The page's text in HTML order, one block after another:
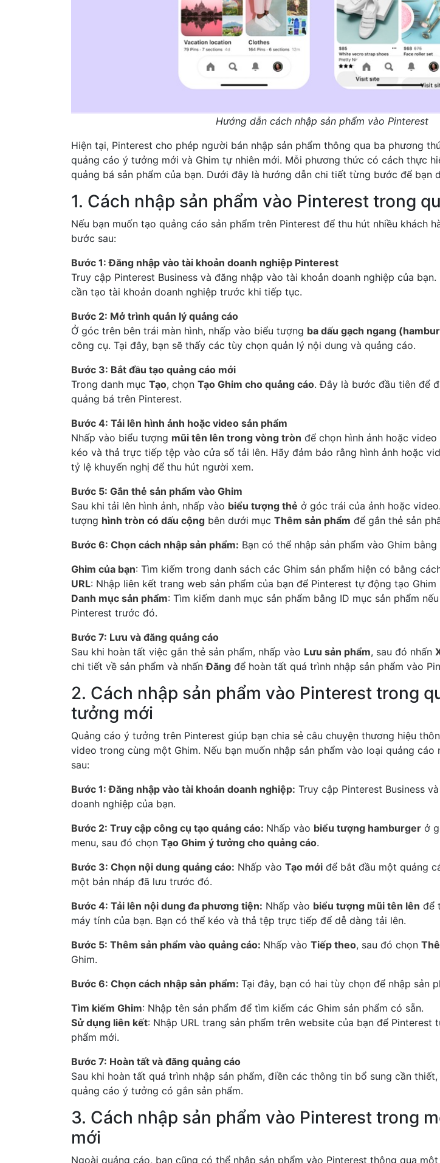
Hướng dẫn cách nhập sản phẩm vào Pinterest
Hiện tại, Pinterest cho phép người bán nhập sản phẩm thông qua ba phương
quảng cáo ý tưởng mới và Ghim tự nhiên mới. Mỗi phương thức có cách thực
quảng bá sản phẩm của bạn. Dưới đây là hướng dẫn chi tiết từng bước để bạn
1. Cách nhập sản phẩm vào Pinterest trong
Nếu bạn muốn tạo quảng cáo sản phẩm trên Pinterest để thu hút nhiều khách
bước sau:
Bước 1: Đăng nhập vào tài khoản doanh nghiệp Pinterest
Truy cập Pinterest Business và đăng nhập vào tài khoản doanh nghiệp của
cần tạo tài khoản doanh nghiệp trước khi tiếp tục.
Bước 2: Mở trình quản lý quảng cáo
Ở góc trên bên trái màn hình, nhấp vào biểu tượng ba dấu gạch ngang
công cụ. Tại đây, bạn sẽ thấy các tùy chọn quản lý nội dung và quảng cáo.
Bước 3: Bắt đầu tạo quảng cáo mới
Trong danh mục Tạo, chọn Tạo Ghim cho quảng cáo. Đây là bước đầu tiên để
quảng bá trên Pinterest.
Bước 4: Tải lên hình ảnh hoặc video sản phẩm
Nhấp vào biểu tượng mũi tên lên trong vòng tròn để chọn hình ảnh hoặc
kéo và thả trực tiếp tệp vào cửa sổ tải lên. Hãy đảm bảo rằng hình ảnh hoặc
tỷ lệ khuyến nghị để thu hút người xem.
Bước 5: Gắn thẻ sản phẩm vào Ghim
Sau khi tải lên hình ảnh, nhấp vào biểu tượng thẻ ở góc trái của ảnh hoặc
tượng hình tròn có dấu cộng bên dưới mục Thêm sản phẩm để gắn thẻ sản
Bước 6: Chọn cách nhập sản phẩm: Bạn có thể nhập sản phẩm vào Ghim
Ghim của bạn: Tìm kiếm trong danh sách các Ghim sản phẩm hiện có bằng
URL: Nhập liên kết trang web sản phẩm của bạn để Pinterest tự động tạo Ghim
Danh mục sản phẩm: Tìm kiếm danh mục sản phẩm bằng ID mục sản phẩm
Pinterest trước đó.
Bước 7: Lưu và đăng quảng cáo
Sau khi hoàn tất việc gắn thẻ sản phẩm, nhấp vào Lưu sản phẩm, sau đó nhấn
chi tiết về sản phẩm và nhấnĐăng để hoàn tất quá trình nhập sản phẩm vào
2. Cách nhập sản phẩm vào Pinterest trong
tưởng mới
Quảng cáo ý tưởng trên Pinterest giúp bạn chia sẻ câu chuyện thương hiệu
video trong cùng một Ghim. Nếu bạn muốn nhập sản phẩm vào loại quảng cáo
sau:
Bước 1: Đăng nhập vào tài khoản doanh nghiệp: Truy cập Pinterest Business
doanh nghiệp của bạn.
Bước 2: Truy cập công cụ tạo quảng cáo: Nhấp vào biểu tượng hamburger ở
menu, sau đó chọn Tạo Ghim ý tưởng cho quảng cáo.
Bước 3: Chọn nội dung quảng cáo: Nhấp vào Tạo mới để bắt đầu một quảng
một bản nháp đã lưu trước đó.
Bước 4: Tải lên nội dung đa phương tiện: Nhấp vào biểu tượng mũi tên lên để
máy tính của bạn. Bạn có thể kéo và thả tệp trực tiếp để dễ dàng tải lên.
Bước 5: Thêm sản phẩm vào quảng cáo: Nhấp vào Tiếp theo, sau đó chọn
Ghim.
Bước 6: Chọn cách nhập sản phẩm: Tại đây, bạn có hai tùy chọn để nhập sản
Tìm kiếm Ghim: Nhập tên sản phẩm để tìm kiếm các Ghim sản phẩm có sẵn.
Sử dụng liên kết: Nhập URL trang sản phẩm trên website của bạn để Pinterest
phẩm mới.
Bước 7: Hoàn tất và đăng quảng cáo
Sau khi hoàn tất quá trình nhập sản phẩm, điền các thông tin bổ sung cần
quảng cáo ý tưởng có gắn sản phẩm.
3. Cách nhập sản phẩm vào Pinterest trong
mới
Ngoài quảng cáo, bạn cũng có thể nhập sản phẩm vào Pinterest thông qua